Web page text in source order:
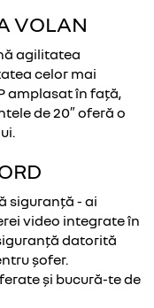
VOLAN
agilitatea
celor mai
amplasat în față,
de 20″ oferă o
siguranță - ai
video integrate în
datorită
șofer.
și bucură-te de